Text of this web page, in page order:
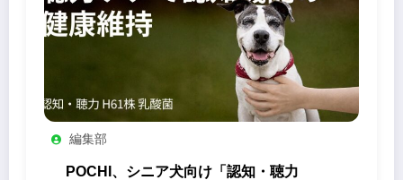
編集部
POCHI、シニア犬向け「認知・聴力